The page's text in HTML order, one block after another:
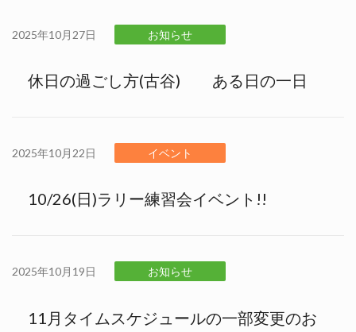
2025年10月27日 お知らせ
休日の過ごし方(古谷) ある日の一日
2025年10月22日 イベント
10/26(日)ラリー練習会イベント!!
2025年10月19日 お知らせ
11月タイムスケジュールの一部変更のお